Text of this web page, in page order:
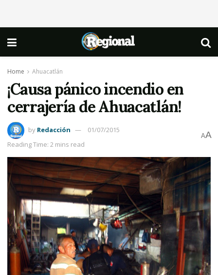
Home Ahuacatlán
¡Causa pánico incendio en
cerrajería de Ahuacatlán!
by Redacción
01/07/2015
Reading Time: 2 mins read
AA